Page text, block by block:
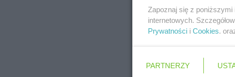
Zapoznaj się z
internetowych.
Prywatności i Cookies.
PARTNERZY